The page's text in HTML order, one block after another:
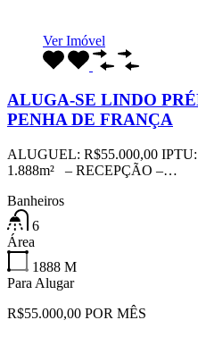
Ver Imóvel
ALUGA-SE LINDO
PENHA DE FRANÇA
ALUGUEL: R$55.000,00
1.888m² – RECEPÇÃO –…
Banheiros
6
Área
1888 M
Para Alugar
R$55.000,00 POR MÊS